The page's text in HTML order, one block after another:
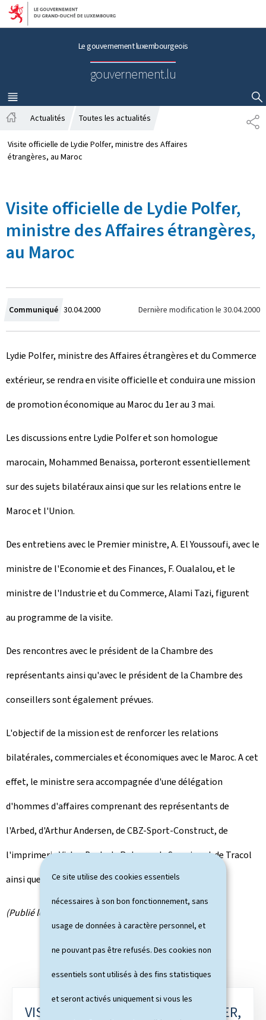
Ce site utilise des cookies essentiels
nécessaires à son bon fonctionnement, sans
usage de données à caractère personnel, et
ne pouvant pas être refusés. Des cookies non
essentiels sont utilisés à des fins statistiques
et seront activés uniquement si vous les
Aller au menu principal
Aller au contenu
Le gouvernement luxembourgeois
gouvernement.lu
MENU
PRINCIPAL
AFFICHER / MASQUER LA RECHERCHE
P
A
c
c
l
Actualités Toutes les actualités
Visite officielle de Lydie Polfer, ministre des Affaires
étrangères, au Maroc
Visite officielle de Lydie Polfer,
ministre des Affaires étrangères,
au Maroc
Communiqué C
r
é
e
l
30.04.2000 Dernière modification le 30.04.2000
Lydie Polfer, ministre des Affaires étrangères et du Commerce
extérieur, se rendra en visite officielle et conduira une mission
de promotion économique au Maroc du 1er au 3 mai.
Les discussions entre Lydie Polfer et son homologue
marocain, Mohammed Benaissa, porteront essentiellement
sur des sujets bilatéraux ainsi que sur les relations entre le
Maroc et l'Union.
Des entretiens avec le Premier ministre, A. El Youssoufi, avec le
ministre de l'Economie et des Finances, F. Oualalou, et le
ministre de l'Industrie et du Commerce, Alami Tazi, figurent
au programme de la visite.
Des rencontres avec le président de la Chambre des
représentants ainsi qu'avec le président de la Chambre des
conseillers sont également prévues.
L'objectif de la mission est de renforcer les relations
bilatérales, commerciales et économiques avec le Maroc. A cet
effet, le ministre sera accompagnée d'une délégation
d'hommes d'affaires comprenant des représentants de
l'Arbed, d'Arthur Andersen, de CBZ-Sport-Construct, de
l'imprimerie Victor Buck, de Rotarex, de Surveico et de Tracol
ainsi que de la Fédération des Industriels.
(Publié le 28 avril 2000)
VISITE OFFICIELLE DE LYDIE POLFER,